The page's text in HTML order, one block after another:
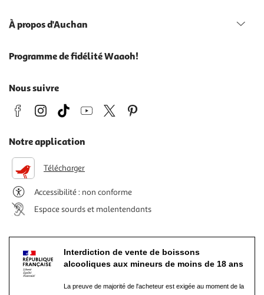
À propos d'Auchan
Programme de fidélité Waaoh!
Nous suivre
Notre application
Télécharger
Accessibilité : non conforme
Espace sourds et malentendants
Interdiction de vente de boissons
alcooliques aux mineurs de moins de 18 ans
La preuve de majorité de l'acheteur est exigée au moment de la